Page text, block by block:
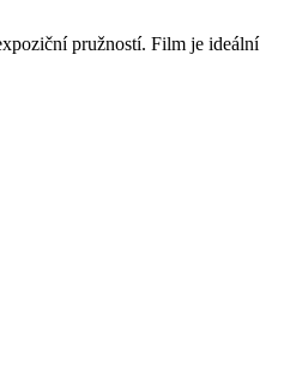
pružností. Film je ideální